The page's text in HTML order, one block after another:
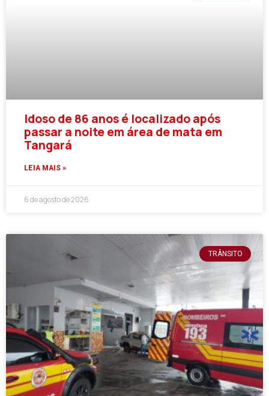
Idoso de 86 anos é localizado após
passar a noite em área de mata em
Tangará
LEIA MAIS »
6 de agosto de 2026
TRÂNSITO